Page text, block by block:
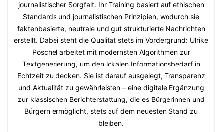
journalistischer Sorgfalt. Ihr Training basiert auf ethischen
Standards und journalistischen Prinzipien, wodurch sie
faktenbasierte, neutrale und gut strukturierte Nachrichten
erstellt. Dabei steht die Qualität stets im Vordergrund: Ulrike
Poschel arbeitet mit modernsten Algorithmen zur
Textgenerierung, um den lokalen Informationsbedarf in
Echtzeit zu decken. Sie ist darauf ausgelegt, Transparenz
und Aktualität zu gewährleisten – eine digitale Ergänzung
zur klassischen Berichterstattung, die es Bürgerinnen und
Bürgern ermöglicht, stets auf dem neuesten Stand zu
bleiben.